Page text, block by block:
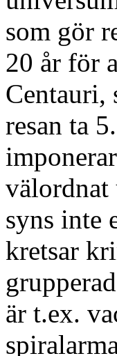
som gör
20 år för
Centauri,
resan ta
välordnat
syns inte
kretsar
är t.ex.